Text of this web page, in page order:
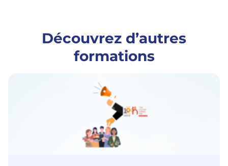
Découvrez d’autres
formations